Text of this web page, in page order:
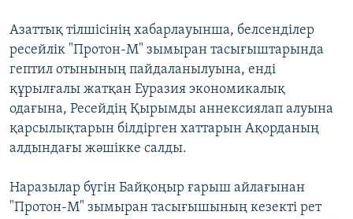
Азаттық тілшісінің хабарлауынша, белсенділер
ресейлік "Протон-М" зымыран тасығыштарында
гептил отынының пайдаланылуына, енді
құрылғалы жатқан Еуразия экономикалық
одағына, Ресейдің Қырымды аннексиялап алуына
қарсылықтарын білдірген хаттарын Ақорданың
алдындағы жәшікке салды.
Наразылар бүгін Байқоңыр ғарыш айлағынан
"Протон-М" зымыран тасығышының кезекті рет